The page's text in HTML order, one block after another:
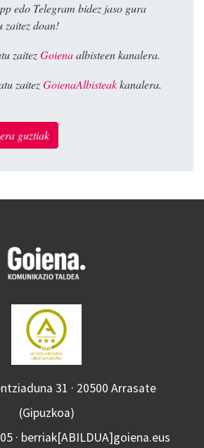
edo Telegram bidez jaso gura
zaitez doan!
zaitezGoienaalbisteen kanalera.
zaitezGoienaAlbisteakkanalera.
guztiak
31 · 20500 Arrasate
(Gipuzkoa)
· berriak[ABILDUA]goiena.eus